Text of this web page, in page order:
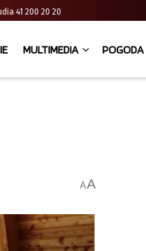
41 200 20 20
MULTIMEDIA POGODA
AA